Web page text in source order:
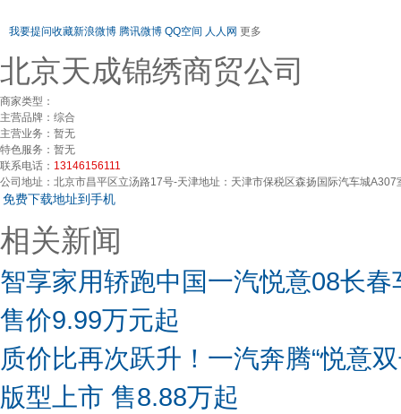
我要提问收藏新浪微博 腾讯微博 QQ空间 人人网 更多
北京天成锦绣商贸公司
商家类型：
主营品牌： 综合
主营业务： 暂无
特色服务： 暂无
联系电话： 13146156111
公司地址： 北京市昌平区立汤路17号-天津地址：天津市保税区森扬国际汽车城A307
免费下载地址到手机
相关新闻
智享家用轿跑中国一汽悦意08长春
售价9.99万元起
质价比再次跃升！一汽奔腾“悦意
版型上市 售8.88万起